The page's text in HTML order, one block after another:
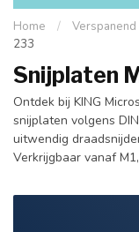
Home /
233
Snijplaten
Ontdek bij KING
snijplaten volgens
uitwendig
Verkrijgbaar vanaf